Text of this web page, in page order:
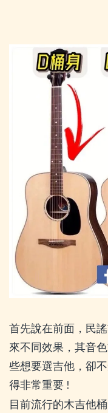
首先說在前面，民
來不同效果，其音
些想要選吉他，卻
得非常重要 !
目前流行的木吉他